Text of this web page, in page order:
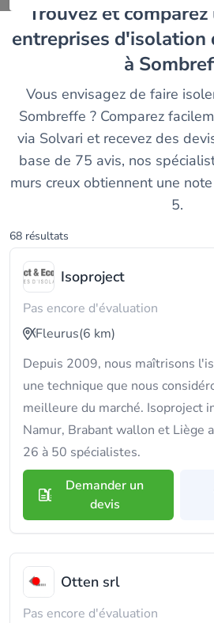
Trouvez et comparez les meilleurs
entreprises d'isolation
à
Vous envisagez de faire
Sombreffe ? Comparez
via Solvari et recevez des
base de 75 avis, nos
murs creux obtiennent une
5.
68 résultats
Isoproject
Pas encore d'évaluation
Fleurus(6 km)
Depuis 2009, nous maîtrisons
une technique que nous
meilleure du marché. Isoproject
Namur, Brabant wallon et Liège
26 à 50 spécialistes.
Demander un
devis
Otten srl
Pas encore d'évaluation